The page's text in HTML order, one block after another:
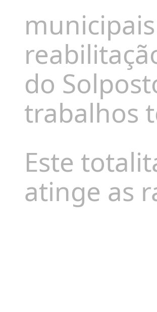
do
trabalhos
Este
atinge as